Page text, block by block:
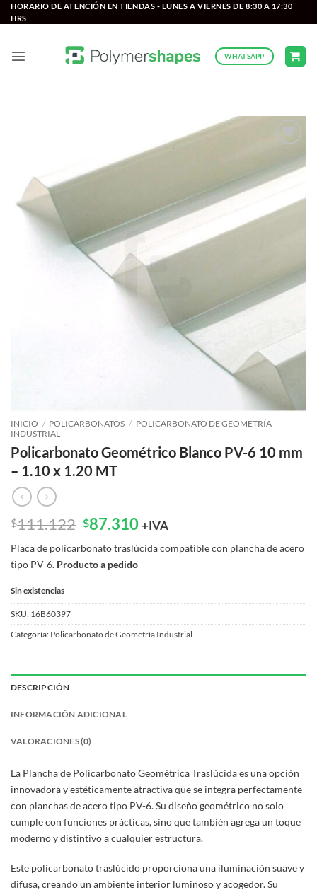
Saltar
al
HORARIO DE ATENCIÓN EN TIENDAS - LUNES A VIERNES DE 8:30 A 17:30
HRS
WHATSAPP
wishlist
INICIO / POLICARBONATOS / POLICARBONATO DE GEOMETRÍA
INDUSTRIAL
Policarbonato Geométrico Blanco PV-6 10 mm
– 1.10 x 1.20 MT
$111.122 El
original
era:
$87.310El
actual
+IVA
Placa de policarbonato traslúcida compatible con plancha de acero
tipo PV-6. Producto a pedido
Sin existencias
SKU: 16B60397
Categoría: Policarbonato de Geometría Industrial
DESCRIPCIÓN
INFORMACIÓN ADICIONAL
VALORACIONES (0)
La Plancha de Policarbonato Geométrica Traslúcida es una opción
innovadora y estéticamente atractiva que se integra perfectamente
con planchas de acero tipo PV-6. Su diseño geométrico no solo
cumple con funciones prácticas, sino que también agrega un toque
moderno y distintivo a cualquier estructura.
Este policarbonato traslúcido proporciona una iluminación suave y
difusa, creando un ambiente interior luminoso y acogedor. Su